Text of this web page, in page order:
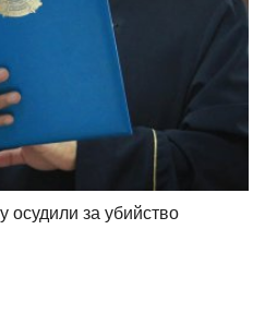
осудили за убийство